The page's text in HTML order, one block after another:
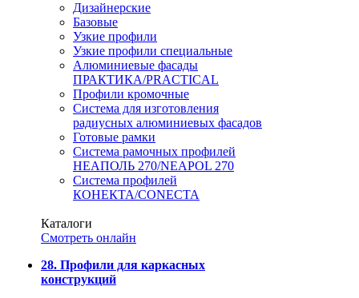
Дизайнерские
Базовые
Узкие профили
Узкие профили специальные
Алюминиевые фасады
ПРАКТИКА/PRACTICAL
Профили кромочные
Система для изготовления
радиусных алюминиевых фасадов
Готовые рамки
Система рамочных профилей
НЕАПОЛЬ 270/NEAPOL 270
Система профилей
КОНЕКТА/CONECTA
Каталоги
Смотреть онлайн
28. Профили для каркасных
конструкций